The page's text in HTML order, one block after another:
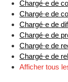
Chargé·e de
Chargé·e de
Chargé·e de
Chargé·e de
Chargé·e de
Chargé·e de
Afficher tous